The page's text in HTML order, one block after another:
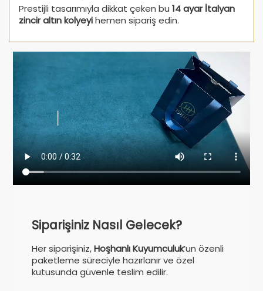
Prestijli tasarımıyla dikkat çeken bu 14 ayar İtalyan
zincir altın kolyeyihemen sipariş edin.
Siparişiniz Nasıl Gelecek?
Her siparişiniz,Hoşhanlı Kuyumculuk’un özenli
paketleme süreciyle hazırlanır ve özel
kutusunda güvenle teslim edilir.